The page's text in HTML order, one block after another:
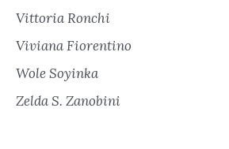
Vittoria Ronchi
Viviana Fiorentino
Wole Soyinka
Zelda S. Zanobini